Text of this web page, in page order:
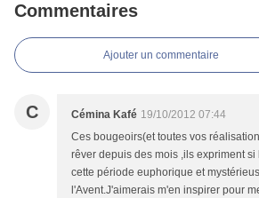
Commentaires
Ajouter un commentaire
C Cémina Kafé 19/10/2012 07:44
Ces bougeoirs(et toutes vos
rêver depuis des mois ,ils expriment
cette période euphorique et
l'Avent.J'aimerais m'en inspirer pour